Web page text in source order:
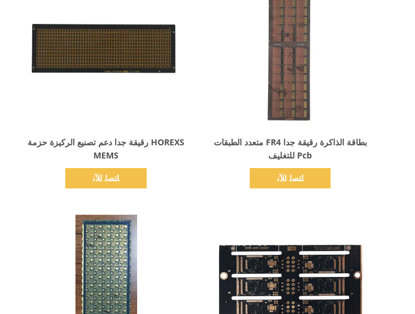
HOREXS رقيقة جدا دعم تصنيع الركيزة حزمة
MEMS
ﺎﺘﺼﻟ ﺍﻶﻧ
بطاقة الذاكرة رقيقة جدا FR4 متعدد الطبقات
Pcb للتغليف
ﺎﺘﺼﻟ ﺍﻶﻧ